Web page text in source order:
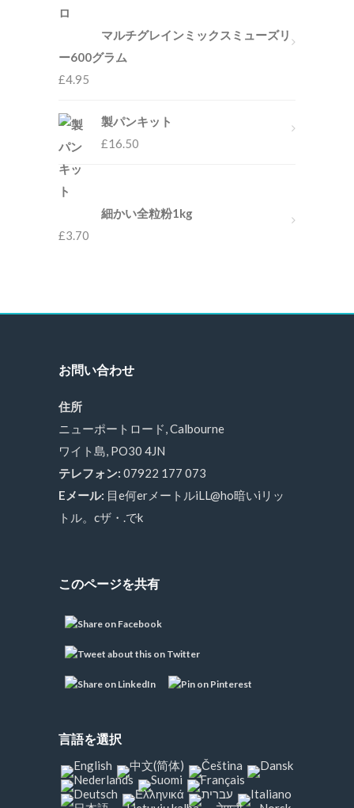
マルチグレインミックスミューズリ
ー600グラム
£4.95
製パンキット
£16.50
細かい全粒粉1kg
£3.70
お問い合わせ
住所
ニューポートロード, Calbourne
ワイト島, PO30 4JN
テレフォン: 07922 177 073
Eメール: 目e何erメートルiLL@ho暗いiリッ
トル。cザ・.でk
このページを共有
言語を選択